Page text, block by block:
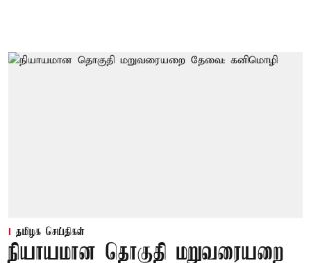
தமிழக செய்திகள்
நியாயமான தொகுதி மறுவரையறை